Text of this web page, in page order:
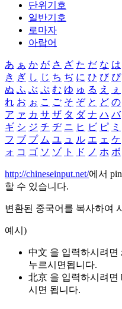
단위기호
일반기호
로마자
아랍어
あ ぁ か が さ ざ た だ な は
き ぎ し じ ち ぢ に ひ び ぴ
ぬ ふ ぶ ぷ む ゆ ゅ る え ぇ
れ お ぉ こ ご そ ぞ と ど の
ア ァ カ サ ザ タ ダ ナ ハ バ
ギ シ ジ チ ヂ ニ ヒ ビ ピ ミ
フ ブ プ ム ユ ュ ル エ ェ ケ
ォ コ ゴ ソ ゾ ト ド ノ ホ ボ
http://chineseinput.net/에서
할 수 있습니다.
변환된 중국어를 복사하여
예시)
中文 을 입력하시려면
누르시면됩니다.
北京 을 입력하시려면
시면 됩니다.